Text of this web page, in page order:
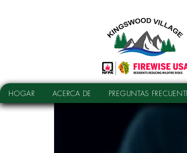
HOGAR ACERCA DE PREGUNTAS